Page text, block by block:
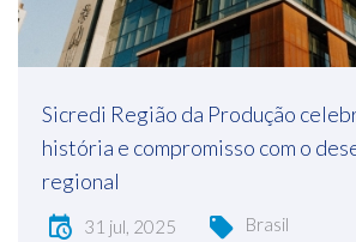
Sicredi Região da Produção
história e compromisso com o
regional
31 jul, 2025 Brasil